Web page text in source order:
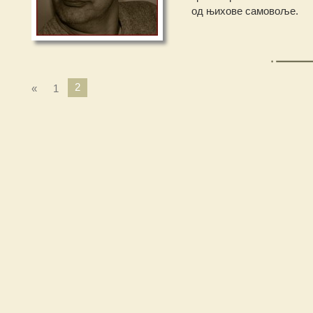
од њихове самовоље.
« 1 2